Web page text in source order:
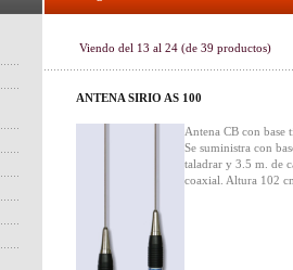
Viendo del 13 al 24 (de 39 productos)
ANTENA SIRIO AS 100
Antena CB con base
Se suministra con
taladrar y 3.5 m. de
coaxial. Altura 102